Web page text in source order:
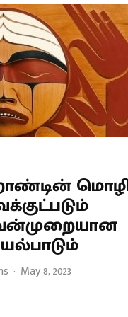
· May 8, 2023